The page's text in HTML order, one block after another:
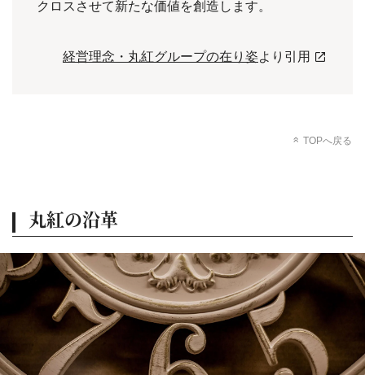
クロスさせて新たな価値を創造します。
経営理念・丸紅グループの在り姿より引用
TOPへ戻る
丸紅の沿革